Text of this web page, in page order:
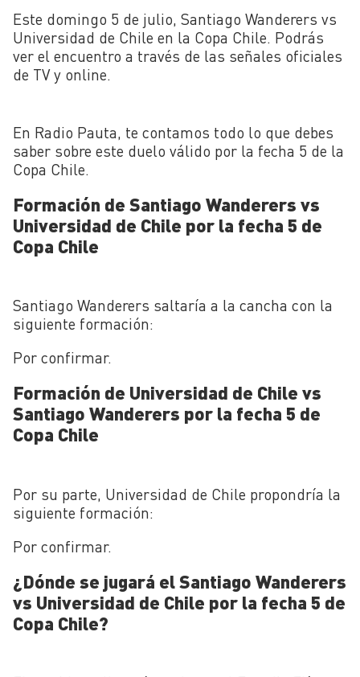
Este domingo 5 de julio, Santiago Wanderers vs
Universidad de Chile en la Copa Chile. Podrás
ver el encuentro a través de las señales oficiales
de TV y online.
En Radio Pauta, te contamos todo lo que debes
saber sobre este duelo válido por la fecha 5 de la
Copa Chile.
Formación de Santiago Wanderers vs
Universidad de Chile por la fecha 5 de
Copa Chile
Santiago Wanderers saltaría a la cancha con la
siguiente formación:
Por confirmar.
Formación de Universidad de Chile vs
Santiago Wanderers por la fecha 5 de
Copa Chile
Por su parte, Universidad de Chile propondría la
siguiente formación:
Por confirmar.
¿Dónde se jugará el Santiago Wanderers
vs Universidad de Chile por la fecha 5 de
Copa Chile?